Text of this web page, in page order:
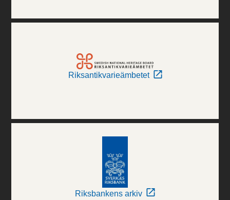
Riksantikvarieämbetet
Riksbankens arkiv